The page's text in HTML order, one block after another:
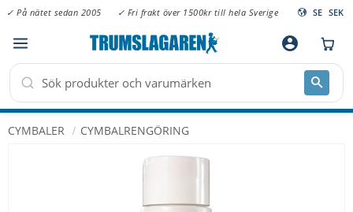
Meny
✓ På nätet sedan 2005 ✓ Fri frakt över 1500kr till hela Sverige SE SEK
account_circle
CYMBALER CYMBALRENGÖRING